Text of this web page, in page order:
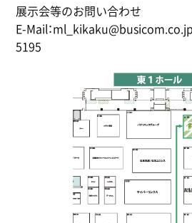
展示会等のお問い合わせ
E-Mail：
5195